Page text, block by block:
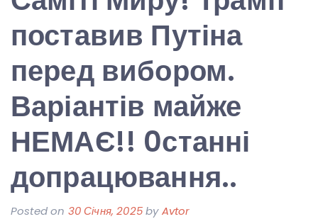
поставив Путіна
перед вибором.
Варіантів майже
НЕМАЄ!! 0станні
допрацювання..
Posted on 30 Січня, 2025byAvtor